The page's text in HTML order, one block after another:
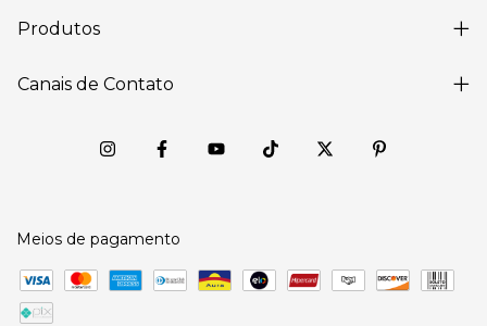
Produtos
Canais de Contato
Meios de pagamento